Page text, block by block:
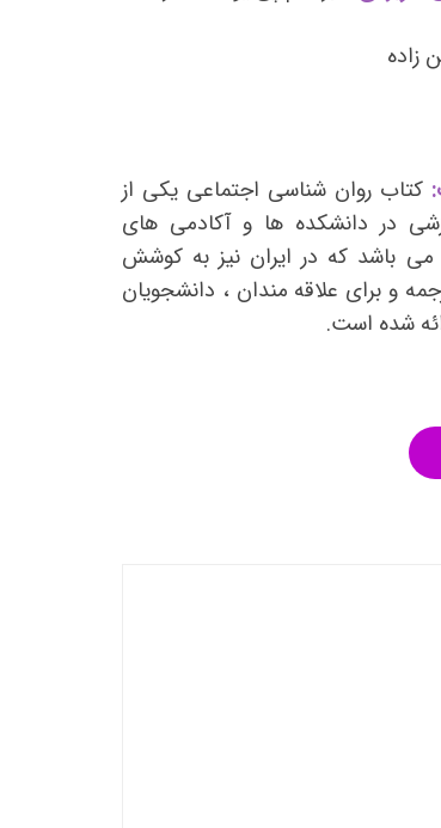
انتشارات رشد
انتشارات ققنوس
انتشارات مدرسان شریف
انتشارات ویرایش
زاده
کتاب روان شناسی اجتماعی یکی از
در دانشکده ها و آکادمی های
باشد که در ایران نیز به کوشش
و برای علاقه مندان ، دانشجویان
شده است.